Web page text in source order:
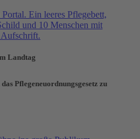
Landtag
Pflegeneuordnungsgesetz zu